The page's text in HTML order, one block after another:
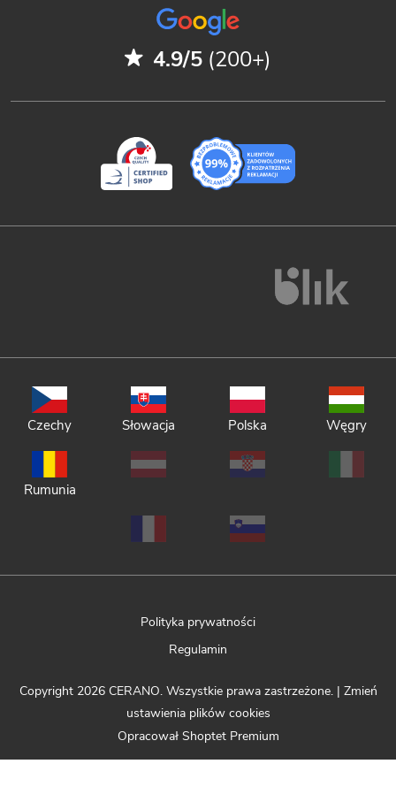
4.9/5 (200+)
Czechy Słowacja Polska Węgry
Rumunia
Polityka prywatności
Regulamin
Opracował Shoptet Premium
Copyright 2026 CERANO. Wszystkie prawa zastrzeżone. | Zmień
ustawienia plików cookies